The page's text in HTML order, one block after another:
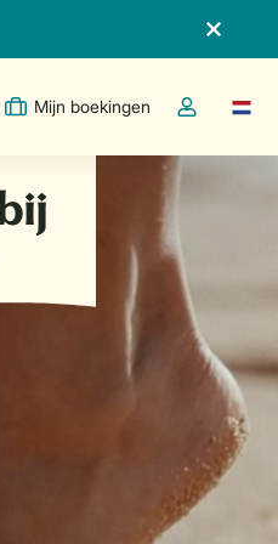
Mijn boekingen
Open deTaal